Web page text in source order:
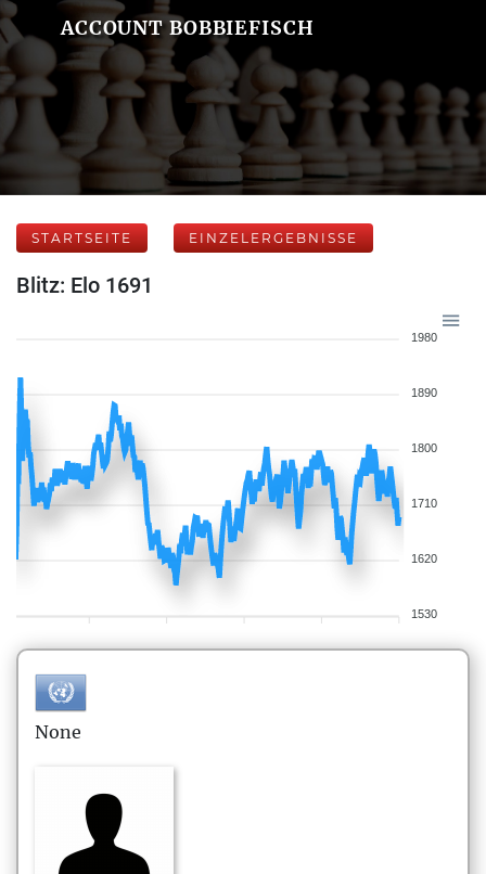
ACCOUNT BOBBIEFISCH
STARTSEITE EINZELERGEBNISSE
Blitz: Elo 1691
1980
1890
1800
1710
1620
1530
None